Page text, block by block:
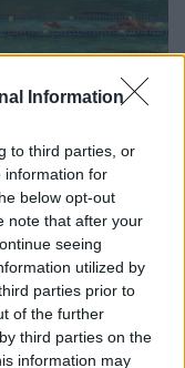
Information
to third parties, or
information for
below opt-out
note that after your
seeing
utilized by
parties prior to
of the further
third parties on the
information may
Court-
découvrir l'art du
dans des
culturels de la